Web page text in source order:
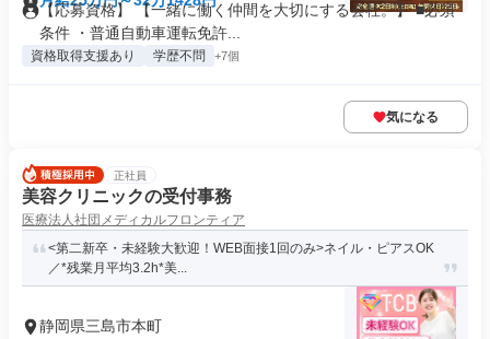
【応募資格】 【一緒に働く仲間を大切にする会社。】 ■必須
条件 ・普通自動車運転免許...
資格取得支援あり 学歴不問 +7個
気になる
正社員
美容クリニックの受付事務
医療法人社団メディカルフロンティア
<第二新卒・未経験大歓迎！WEB面接1回のみ>ネイル・ピアスOK
／*残業月平均3.2h*美...
静岡県三島市本町